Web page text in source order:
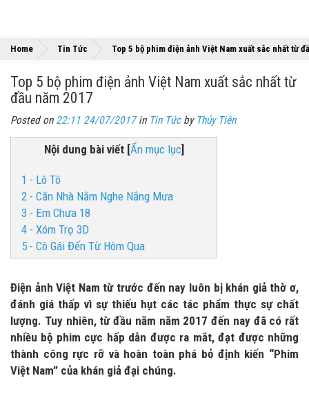
Home Tin Tức Top 5 bộ phim điện ảnh Việt Nam xuất sắc nhất từ
Top 5 bộ phim điện ảnh Việt Nam xuất sắc nhất từ
đầu năm 2017
Posted on 22:11 24/07/2017in Tin Tứcby Thủy Tiên
Nội dung bài viết[Ẩn mục lục]
1 - Lô Tô
2 - Căn Nhà Nằm Nghe Nắng Mưa
3 - Em Chưa 18
4 - Xóm Trọ 3D
5 - Cô Gái Đến Từ Hôm Qua
Điện ảnh Việt Nam từ trước đến nay luôn bị khán giả thờ ơ,
đánh giá thấp vì sự thiếu hụt các tác phẩm thực sự chất
lượng. Tuy nhiên, từ đầu năm năm 2017 đến nay đã có rất
nhiều bộ phim cực hấp dẫn được ra mắt, đạt được những
thành công rực rỡ và hoàn toàn phá bỏ định kiến “Phim
Việt Nam” của khán giả đại chúng.